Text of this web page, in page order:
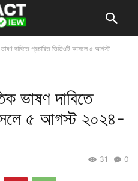
ভাষণ দাবিতে প্রচারিত ভিডিওটি আসলে ৫ আগস্ট
ভাষণ দাবিতে
৫ আগস্ট ২০২৪-
0
31